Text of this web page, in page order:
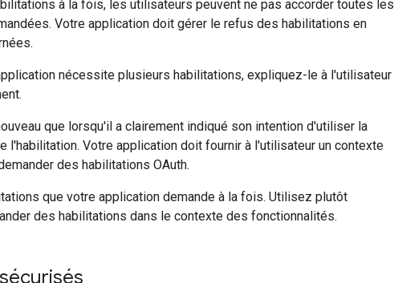
à la fois, les utilisateurs peuvent ne pas accorder toutes les
Votre application doit gérer le refus des habilitations en
nécessite plusieurs habilitations, expliquez-le à l'utilisateur
que lorsqu'il a clairement indiqué son intention d'utiliser la
Votre application doit fournir à l'utilisateur un contexte
des habilitations OAuth.
que votre application demande à la fois. Utilisez plutôt
des habilitations dans le contexte des fonctionnalités.